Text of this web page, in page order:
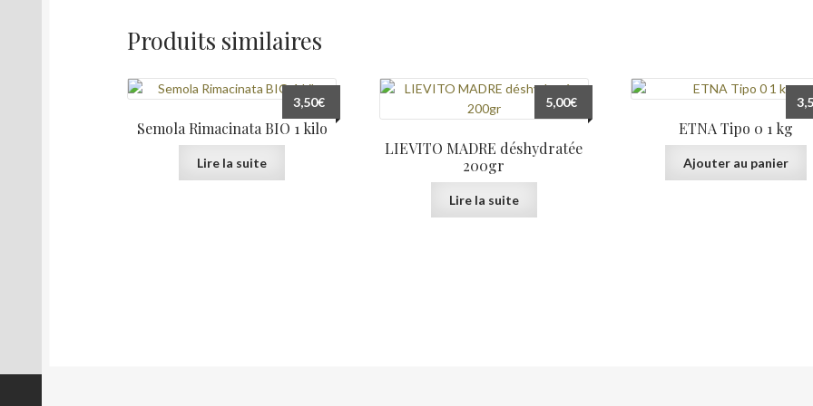
Produits similaires
Semola Rimacinata BIO 1 kilo
3,50€
Lire la suite
LIEVITO MADRE déshydratée
200gr
5,00€
Lire la suite
ETNA Tipo 0 1 kg
Ajouter au panier